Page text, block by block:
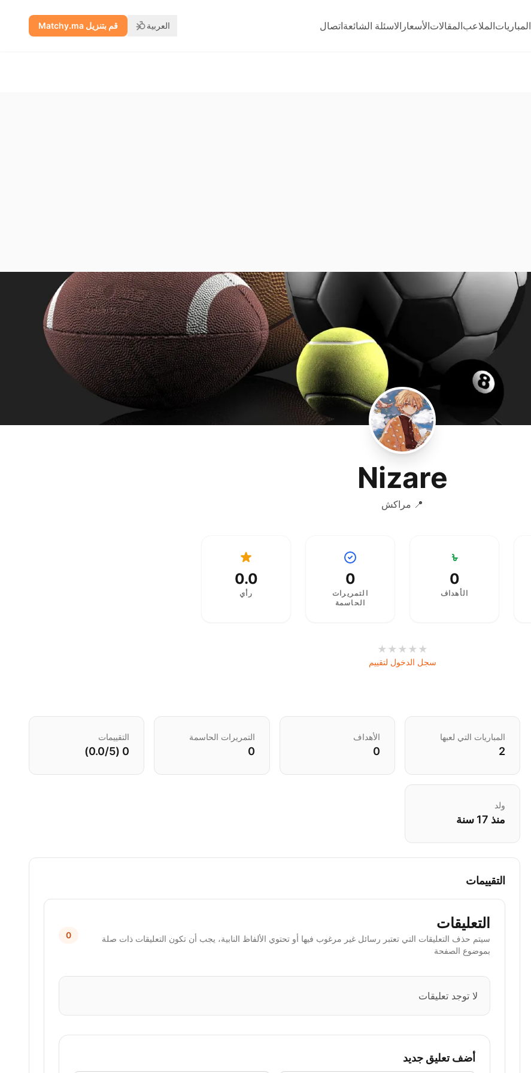
المبارياتالملاعبالمقالاتالأسعار الاسئلة الشائعةاتصال العربية قم بتنزيل Matchy.ma
Nizare
📍 مراكش
0
الأهداف
0
التمريرات
الحاسمة
0.0
رأي
★
★
★
★
★
سجل الدخول لتقييم
المباريات التي لعبها
2
الأهداف
0
التمريرات الحاسمة
0
التقييمات
0 (0.0/5)
ولد
منذ 17 سنة
التقييمات
التعليقات
سيتم حذف التعليقات التي تعتبر رسائل غير مرغوب فيها أو تحتوي الألفاظ النابية، يجب أن تكون التعليقات ذات صلة
بموضوع الصفحة
0
لا توجد تعليقات
أضف تعليق جديد